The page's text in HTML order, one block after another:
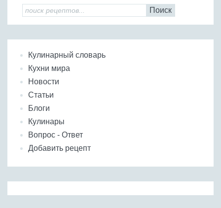
Поиск
Кулинарный словарь
Кухни мира
Новости
Статьи
Блоги
Кулинары
Вопрос - Ответ
Добавить рецепт